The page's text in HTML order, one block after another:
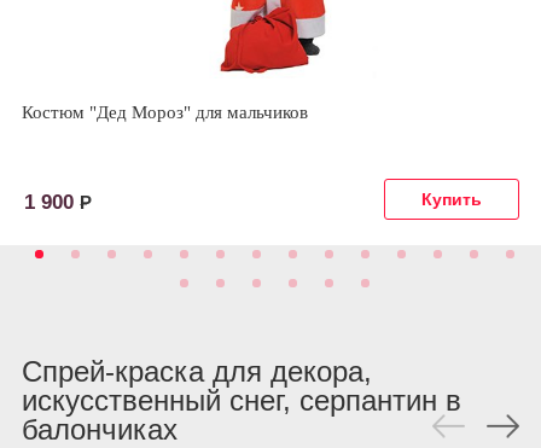
Костюм "Дед Мороз" для мальчиков
1 900 Р
Спрей-краска для декора,
искусственный снег, серпантин в
балончиках